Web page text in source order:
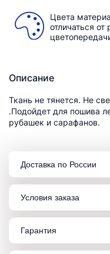
Цвета
отличаться
Описание
Ткань не тянется. Не
.Подойдет для пошива
рубашек и сарафанов.
Доставка по России
Условия заказа
Гарантия